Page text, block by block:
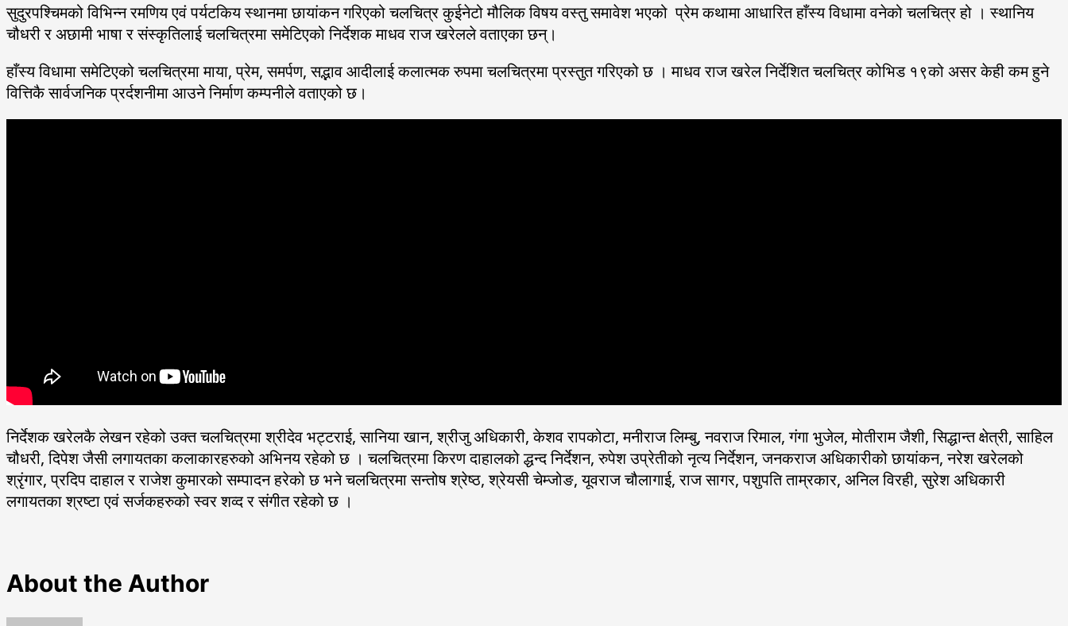
सुदुरपश्चिमको विभिन्न रमणिय एवं पर्यटकिय स्थानमा छायांकन गरिएको चलचित्र कुईनेटो मौलिक विषय वस्तु समावेश भएको प्रेम कथामा आधारित हाँस्य विधामा वनेको चलचित्र हो । स्थानिय
चौधरी र अछामी भाषा र संस्कृतिलाई चलचित्रमा समेटिएको निर्देशक माधव राज खरेलले वताएका छन्।
हाँस्य विधामा समेटिएको चलचित्रमा माया, प्रेम, समर्पण, सद्भाव आदीलाई कलात्मक रुपमा चलचित्रमा प्रस्तुत गरिएको छ । माधव राज खरेल निर्देशित चलचित्र कोभिड १९को असर केही कम हुने
वित्तिकै सार्वजनिक प्रर्दशनीमा आउने निर्माण कम्पनीले वताएको छ।
निर्देशक खरेलकै लेखन रहेको उक्त चलचित्रमा श्रीदेव भट्टराई, सानिया खान, श्रीजु अधिकारी, केशव रापकोटा, मनीराज लिम्बु, नवराज रिमाल, गंगा भुजेल, मोतीराम जैशी, सिद्धान्त क्षेत्री, साहिल
चौधरी, दिपेश जैसी लगायतका कलाकारहरुको अभिनय रहेको छ । चलचित्रमा किरण दाहालको द्धन्द निर्देशन, रुपेश उप्रेतीको नृत्य निर्देशन, जनकराज अधिकारीको छायांकन, नरेश खरेलको
श्रृंगार, प्रदिप दाहाल र राजेश कुमारको सम्पादन हरेको छ भने चलचित्रमा सन्तोष श्रेष्ठ, श्रेयसी चेम्जोङ, यूवराज चौलागाई, राज सागर, पशुपति ताम्रकार, अनिल विरही, सुरेश अधिकारी
लगायतका श्रष्टा एवं सर्जकहरुको स्वर शव्द र संगीत रहेको छ ।
About the Author